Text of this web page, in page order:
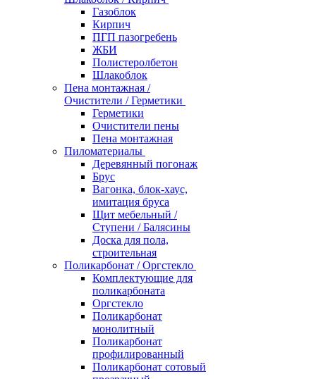
Газоблок
Кирпич
ПГП пазогребень
ЖБИ
Полистеролбетон
Шлакоблок
Пена монтажная /
Очистители / Герметики
Герметики
Очистители пены
Пена монтажная
Пиломатериалы
Деревянный погонаж
Брус
Вагонка, блок-хаус,
имитация бруса
Щит мебельный /
Ступени / Балясины
Доска для пола,
строительная
Поликарбонат / Оргстекло
Комплектующие для
поликарбоната
Оргстекло
Поликарбонат
монолитный
Поликарбонат
профилированный
Поликарбонат сотовый